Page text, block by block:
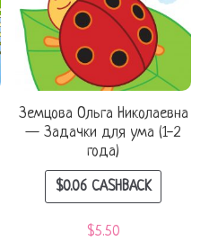
Земцова Ольга Николаевна
— Задачки для ума (1-2
года)
$0.06CASHBACK
$5.50